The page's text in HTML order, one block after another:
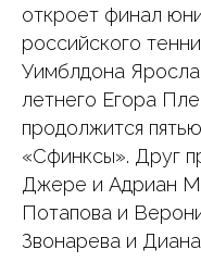
откроет финал
российского
Уимблдона
летнего Егора
продолжится
«Сфинксы». Друг
Джере и Адриан
Потапова и
Звонарева и